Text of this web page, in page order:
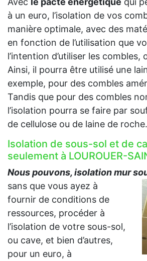
à un euro, l’isolation de vos
manière optimale, avec des
en fonction de l’utilisation que
l’intention d’utiliser les combles,
Ainsi, il pourra être utilisé une
exemple, pour des combles
Tandis que pour des combles
l’isolation pourra se faire par
de cellulose ou de laine de roche.
Isolation de sous-sol et de
seulement à LOUROUER-
Nous pouvons, isolation mur
sans que vous ayez à
fournir de conditions de
ressources, procéder à
l’isolation de votre sous-sol,
ou cave, et bien d’autres,
pour un euro, à